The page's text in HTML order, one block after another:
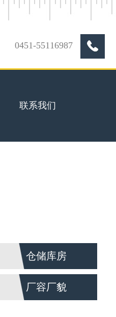
0451-55116987
联系我们
仓储库房
厂容厂貌